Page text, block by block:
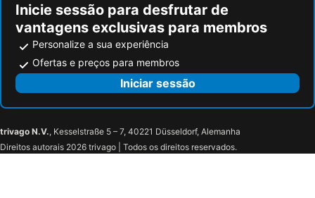
Inicie sessão para desfrutar de
vantagens exclusivas para membros
Personalize a sua experiência
Ofertas e preços para membros
Iniciar sessão
trivago N.V., Kesselstraße 5 – 7, 40221 Düsseldorf, Alemanha
Direitos autorais 2026 trivago | Todos os direitos reservados.